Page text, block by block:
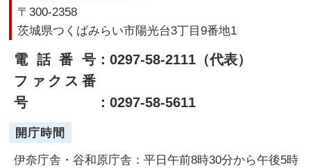
〒300-2358
茨城県つくばみらい市陽光台3丁目9番地1
電話番号：0297-58-2111（代表）
ファクス番
号
：0297-58-5611
開庁時間
伊奈庁舎・谷和原庁舎：平日午前8時30分から午後5時